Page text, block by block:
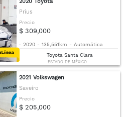
Prius
Precio
$ 309,000
- 2020 - 135,551km - Automática
Toyota Santa Clara
ESTADO DE MÉXICO
2021 Volkswagen
Saveiro
Precio
$ 205,000